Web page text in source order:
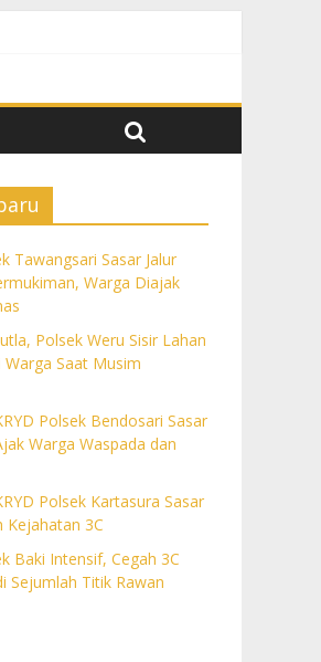
Tawangsari Sasar Jalur
Warga Diajak
Polsek Weru Sisir Lahan
Warga Saat Musim
Polsek Bendosari Sasar
Warga Waspada dan
Polsek Kartasura Sasar
Kejahatan 3C
Baki Intensif, Cegah 3C
Sejumlah Titik Rawan